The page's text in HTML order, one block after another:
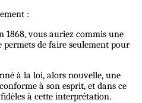
:
1868, vous auriez commis une
de faire seulement pour
à la loi, alors nouvelle, une
à son esprit, et dans ce
à cette interprétation.